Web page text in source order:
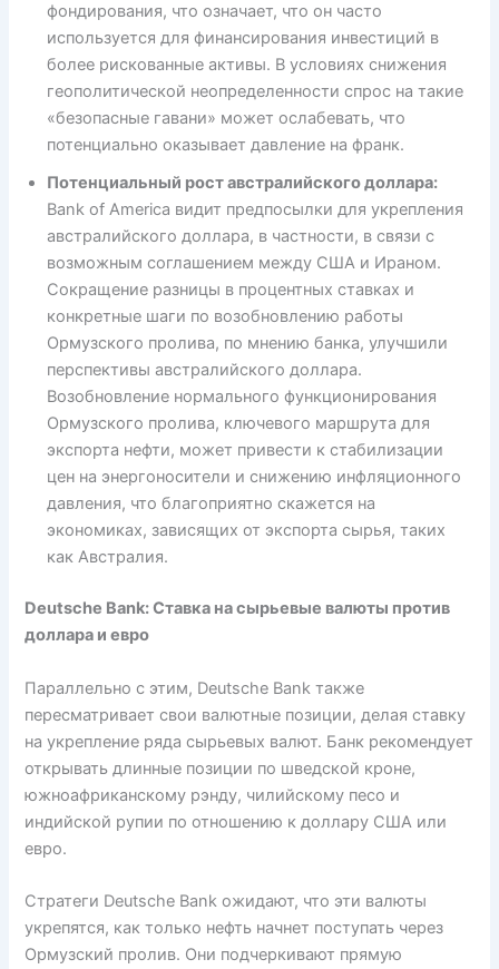
фондирования, что означает, что он часто
используется для финансирования инвестиций в
более рискованные активы. В условиях снижения
геополитической неопределенности спрос на такие
«безопасные гавани» может ослабевать, что
потенциально оказывает давление на франк.
Потенциальный рост австралийского доллара:
Bank of America видит предпосылки для укрепления
австралийского доллара, в частности, в связи с
возможным соглашением между США и Ираном.
Сокращение разницы в процентных ставках и
конкретные шаги по возобновлению работы
Ормузского пролива, по мнению банка, улучшили
перспективы австралийского доллара.
Возобновление нормального функционирования
Ормузского пролива, ключевого маршрута для
экспорта нефти, может привести к стабилизации
цен на энергоносители и снижению инфляционного
давления, что благоприятно скажется на
экономиках, зависящих от экспорта сырья, таких
как Австралия.
Deutsche Bank: Ставка на сырьевые валюты против
доллара и евро
Параллельно с этим, Deutsche Bank также
пересматривает свои валютные позиции, делая ставку
на укрепление ряда сырьевых валют. Банк рекомендует
открывать длинные позиции по шведской кроне,
южноафриканскому рэнду, чилийскому песо и
индийской рупии по отношению к доллару США или
евро.
Стратеги Deutsche Bank ожидают, что эти валюты
укрепятся, как только нефть начнет поступать через
Ормузский пролив. Они подчеркивают прямую